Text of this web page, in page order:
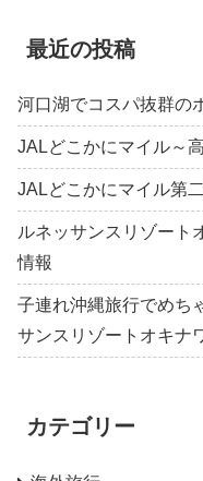
最近の投稿
河口湖でコスパ抜群の
JALどこかにマイル～
JALどこかにマイル第
ルネッサンスリゾート
情報
子連れ沖縄旅行でめち
サンスリゾートオキナ
カテゴリー